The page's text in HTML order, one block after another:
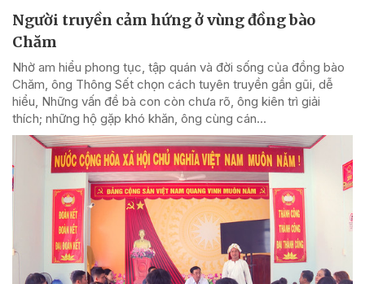
Người truyền cảm hứng ở vùng đồng bào
Chăm
Nhờ am hiểu phong tục, tập quán và đời sống của đồng bào
Chăm, ông Thông Sết chọn cách tuyên truyền gần gũi, dễ
hiểu, Những vấn đề bà con còn chưa rõ, ông kiên trì giải
thích; những hộ gặp khó khăn, ông cùng cán...